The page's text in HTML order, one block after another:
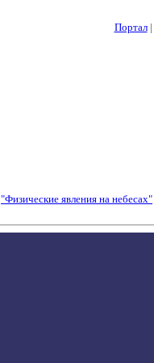
Портал|
"Физические явления на небесах"